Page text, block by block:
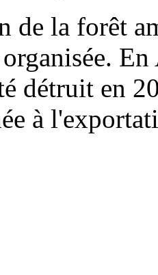
de la forêt
détruit en
à